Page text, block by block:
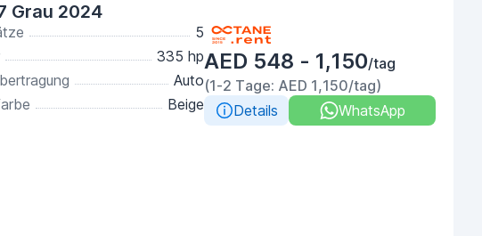
Grau 2024
5
335 hp
Auto
Beige
AED 548 - 1,150/tag
(1-2 Tage: AED 1,150/tag)
Details
WhatsApp